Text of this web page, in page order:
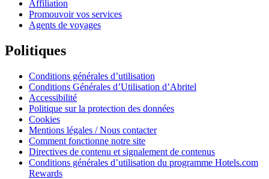
Affiliation
Promouvoir vos services
Agents de voyages
Politiques
Conditions générales d’utilisation
Conditions Générales d’Utilisation d’Abritel
Accessibilité
Politique sur la protection des données
Cookies
Mentions légales / Nous contacter
Comment fonctionne notre site
Directives de contenu et signalement de contenus
Conditions générales d’utilisation du programme Hotels.com
Rewards